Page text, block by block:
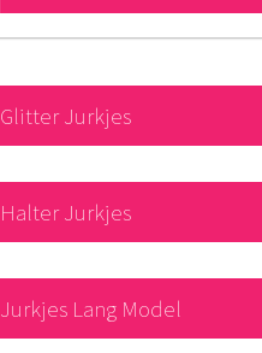
Glitter Jurkjes
Halter Jurkjes
Jurkjes Lang Model